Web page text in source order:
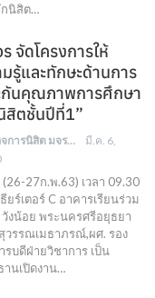
นิสิต…
จัดโครงการให้
มรู้และทักษะด้านการ
กันคุณภาพการศึกษา
สิตชั้นปีที่1”
กองกิจการนิสิต มจร
มี.ค. 6,
27ก.พ.63) เวลา 09.30
ยร์เตอร์ C อาคารเรียนร่วม
งน้อย พระนครศรีอยุธยา
วรรณเมธาภรณ์,ผศ. รอง
รบดีฝ่ายวิชาการ เป็น
านเปิดงาน…